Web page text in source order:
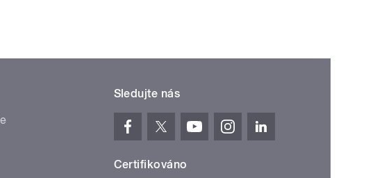
Sledujte nás
Certifikováno